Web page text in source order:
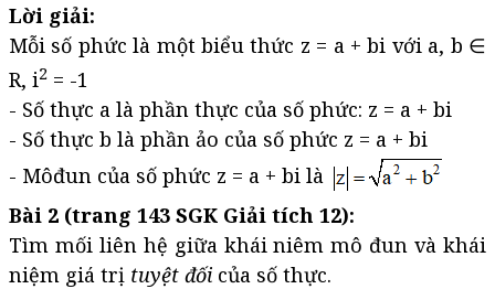
Lời giải:
Mỗi số phức là một biểu thức z = a + bi với a, b ∈
R, i2 = -1
- Số thực a là phần thực của số phức: z = a + bi
- Số thực b là phần ảo của số phức z = a + bi
- Môđun của số phức z = a + bi là
Bài 2 (trang 143 SGK Giải tích 12):
Tìm mối liên hệ giữa khái niêm mô đun và khái
niệm giá trị tuyệt đối của số thực.